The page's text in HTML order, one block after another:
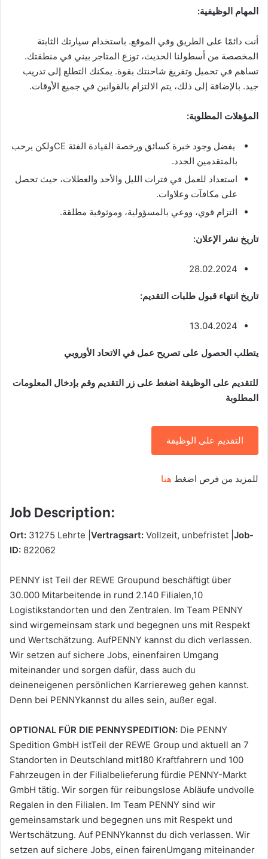
المهام الوظيفية:
أنت دائمًا على الطريق وفي الموقع. باستخدام سيارتك الثابتة
المخصصة من أسطولنا الحديث، توزع المتاجر بيني في منطقتك.
تساهم في تحميل وتفريغ شاحنتك بقوة. يمكنك التطلع إلى تدريب
جيد. بالإضافة إلى ذلك، يتم الالتزام بالقوانين في جميع الأوقات.
المؤهلات المطلوبة:
يفضل وجود خبرة كسائق ورخصة القيادة الفئة CEولكن يرحب
بالمتقدمين الجدد.
استعداد للعمل في فترات الليل والأحد والعطلات، حيث تحصل
على مكافآت وعلاوات.
التزام قوي، ووعي بالمسؤولية، وموثوقية مطلقة.
تاريخ نشر الإعلان:
28.02.2024
تاريخ انتهاء قبول طلبات التقديم:
13.04.2024
يتطلب الحصول على تصريح عمل في الاتحاد الأوروبي
للتقديم على الوظيفة اضغط على زر التقديم وقم بإدخال المعلومات
المطلوبة
التقديم على الوظيفة
للمزيد من فرص اضغط هنا
Job Description:
Ort: 31275 Lehrte | Vertragsart: Vollzeit, unbefristet | Job-
ID: 822062
PENNY ist Teil der REWE Groupund beschäftigt über
30.000 Mitarbeitende in rund 2.140 Filialen,10
Logistikstandorten und den Zentralen. Im Team PENNY
sind wirgemeinsam stark und begegnen uns mit Respekt
und Wertschätzung. AufPENNY kannst du dich verlassen.
Wir setzen auf sichere Jobs, einenfairen Umgang
miteinander und sorgen dafür, dass auch du
deineneigenen persönlichen Karriereweg gehen kannst.
Denn bei PENNYkannst du alles sein, außer egal.
OPTIONAL FÜR DIE PENNYSPEDITION: Die PENNY
Spedition GmbH istTeil der REWE Group und aktuell an 7
Standorten in Deutschland mit180 Kraftfahrern und 100
Fahrzeugen in der Filialbelieferung fürdie PENNY-Markt
GmbH tätig. Wir sorgen für reibungslose Abläufe undvolle
Regalen in den Filialen. Im Team PENNY sind wir
gemeinsamstark und begegnen uns mit Respekt und
Wertschätzung. Auf PENNYkannst du dich verlassen. Wir
setzen auf sichere Jobs, einen fairenUmgang miteinander